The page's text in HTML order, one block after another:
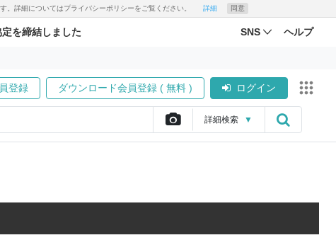
。詳細についてはプライバシーポリシーをご覧ください。 詳細 同意
を締結しました SNS ヘルプ
登録 ダウンロード会員登録 ( 無料 ) ログイン
詳細検索 ▼